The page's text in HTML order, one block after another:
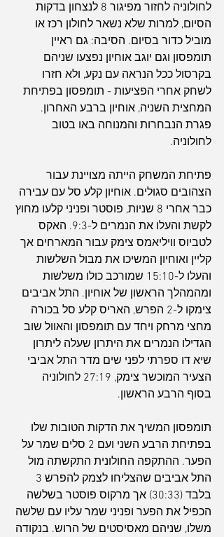
לחולוניה לחזור מפיגור 8 לנצחון בדקות
הסיום, למרות שלא נשאר לחולון רכז או
מוביל כדור בסיום. הסיבה: גם ראיין
תומפסון וגם יוגב אוחיון נפצעו שניהם
בקרסול ככל הנראה עם נקע, ולא חזרו
לשחק אחרי הפציעות - תומפסון בפתיחת
המחצית השניה, אוחיון ברבע האחרון.
פגרת הנבחרות והמנוחה באו בטוב
לחולוניה.
פתיחת המשחק הייתה מצויינת עבור
הצהובים סגולים. אוחיון קלע סל עם עבירה
כבר אחרי 8 שניות, פוסטר ופניני קלעו מחוץ
לקשת והעלו את הנמרים ל-9:3. האקס
לטביוס וויליאמס צימק עבור המארחים אך
קליין ואוחיון המשיכו את מבול השלשות
והעלו ל-15:10 שמורכב כולו משלשות
ומהמהלך הראשון של אוחיון. התל אביבים
צימקו ל-2 הפרש, האריס קלע סל בכורה
מחצי מרחק ויחד עם תומפסון והאוול שוב
הגדילו הנמרים את היתרון שעלה ליתרון
שיא דו ספרתי לפני שים מדר התל אביבי
הצעיר המוכשר צימק, 27:19 לחולוניה
בסוף הרבע הראשון.
תומפסון המשיך את הדקות הטובות שלו
בפתיחת הרבע השני ועם 2 סלים שמר על
הפער. ההתקפה החולונית התקשתה מול
בלבד (30:33) אך מרקוס פוסטר בשלשה
הכפיל את הפער ופניני שמר עליו עם שלשה
משלו, שניהם מאסיסטים של הרוש. בנקודה